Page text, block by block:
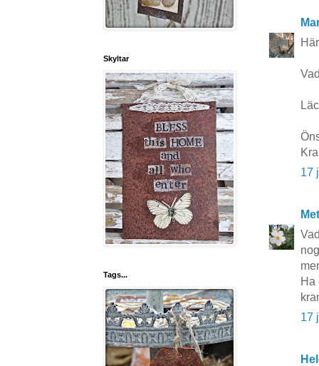
17
Ha
17
Skyltar
Tags...